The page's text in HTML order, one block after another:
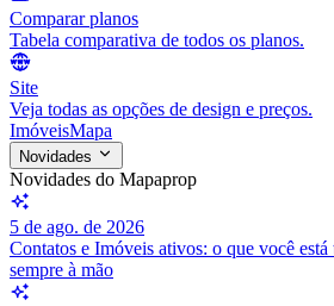
Comparar planos
Tabela comparativa de todos os planos.
Site
Veja todas as opções de design e preços.
ImóveisMapa
Novidades
Novidades do Mapaprop
5 de ago. de 2026
Contatos e Imóveis ativos: o que você está
sempre à mão